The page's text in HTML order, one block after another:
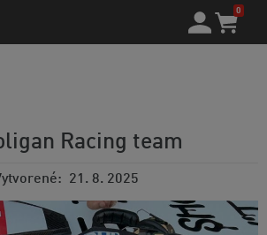
0
Racing team
21. 8. 2025